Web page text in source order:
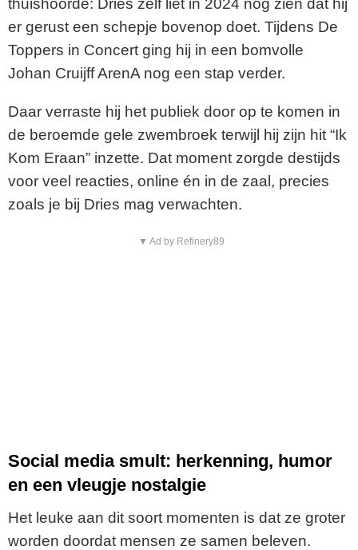
thuishoorde: Dries zelf liet in 2024 nog zien dat hij
er gerust een schepje bovenop doet. Tijdens De
Toppers in Concert ging hij in een bomvolle
Johan Cruijff ArenA nog een stap verder.
Daar verraste hij het publiek door op te komen in
de beroemde gele zwembroek terwijl hij zijn hit “Ik
Kom Eraan” inzette. Dat moment zorgde destijds
voor veel reacties, online én in de zaal, precies
zoals je bij Dries mag verwachten.
▼ Ad by Refinery89
Social media smult: herkenning, humor
en een vleugje nostalgie
Het leuke aan dit soort momenten is dat ze groter
worden doordat mensen ze samen beleven.